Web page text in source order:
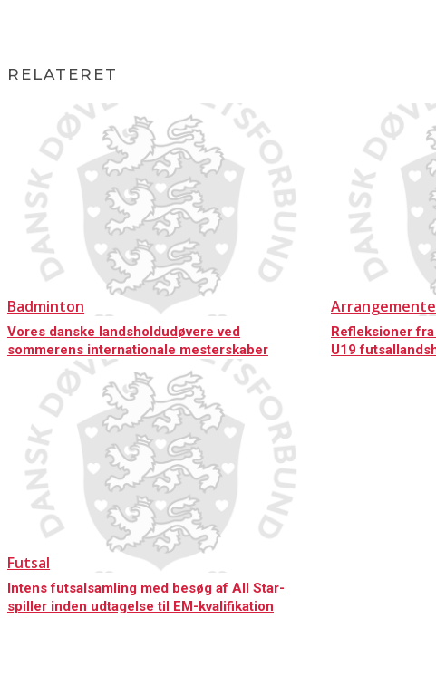
RELATERET
Badminton
Vores danske landsholdudøvere ved
sommerens internationale mesterskaber
Refleksioner
U19
Futsal
Intens futsalsamling med besøg af All Star-
spiller inden udtagelse til EM-kvalifikation